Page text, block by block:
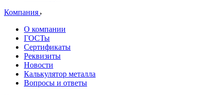
Компания
О компании
ГОСТы
Сертификаты
Реквизиты
Новости
Калькулятор металла
Вопросы и ответы